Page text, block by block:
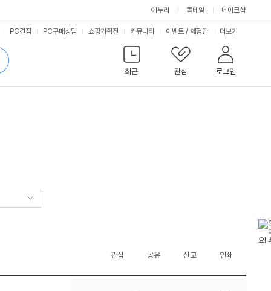
에누리 몰테일 메이크샵
최근
관심 로그인
PC견적 PC구매상담 쇼핑기획전 커뮤니티 이벤트 / 체험단 서
비
스
더보기
관심 공유 신고 인쇄